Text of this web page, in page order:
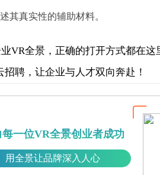
其真实性的辅助材料。
VR全景，正确的打开方式都在这
招聘，让企业与人才双向奔赴！
每一位VR全景创业者成功
用全景让品牌深入人心